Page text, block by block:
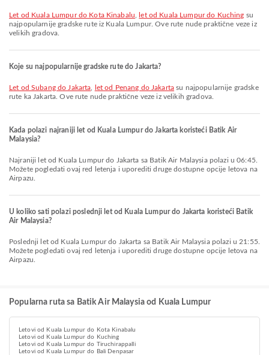
let od Kuala Lumpur do Kota Kinabalu let od Kuala Lumpur do Kuching su
najpopularnije gradske rute iz Kuala Lumpur. Ove rute nude praktične veze iz
velikih gradova.
Koje su najpopularnije gradske rute do Jakarta?
let od Subang do Jakarta let od Penang do Jakarta su najpopularnije gradske
rute ka Jakarta. Ove rute nude praktične veze iz velikih gradova.
Kada polazi najraniji let od Kuala Lumpur do Jakarta koristeći Batik Air
Malaysia?
Najraniji let od Kuala Lumpur do Jakarta sa Batik Air Malaysia polazi u 06:45.
Možete pogledati ovaj red letenja i uporediti druge dostupne opcije letova na
Airpazu.
U koliko sati polazi poslednji let od Kuala Lumpur do Jakarta koristeći Batik
Air Malaysia?
Poslednji let od Kuala Lumpur do Jakarta sa Batik Air Malaysia polazi u 21:55.
Možete pogledati ovaj red letenja i uporediti druge dostupne opcije letova na
Airpazu.
Popularna ruta sa Batik Air Malaysia od Kuala Lumpur
Letovi od Kuala Lumpur do Kota Kinabalu
Letovi od Kuala Lumpur do Kuching
Letovi od Kuala Lumpur do Tiruchirappalli
Letovi od Kuala Lumpur do Bali Denpasar